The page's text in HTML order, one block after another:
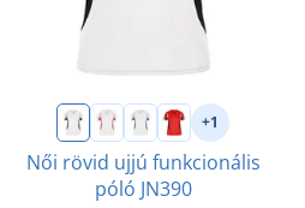
+1
Női rövid ujjú funkcionális
póló JN390